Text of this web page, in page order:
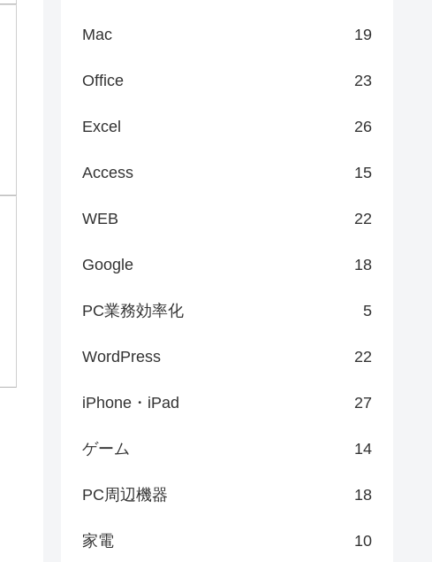
Mac 19
Office 23
Excel 26
Access 15
WEB 22
Google 18
PC業務効率化 5
WordPress 22
iPhone・iPad 27
ゲーム 14
PC周辺機器 18
家電 10